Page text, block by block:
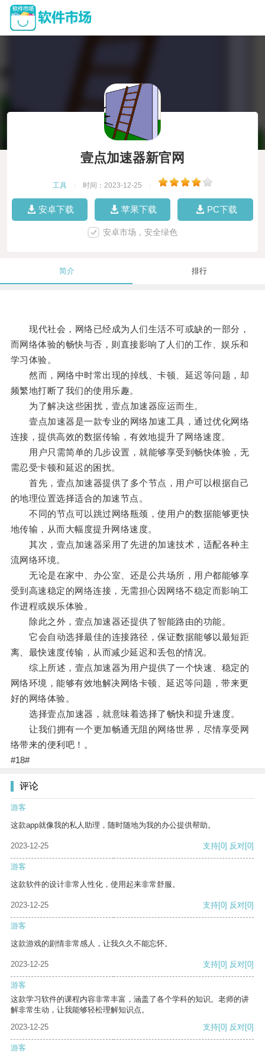
壹点加速器新官网
工具 时间：2023-12-25
安卓下载 苹果下载 PC下载
安卓市场，安全绿色
简介 排行
现代社会，网络已经成为人们生活不可或缺的一部分，
而网络体验的畅快与否，则直接影响了人们的工作、娱乐和
学习体验。
然而，网络中时常出现的掉线、卡顿、延迟等问题，却
频繁地打断了我们的使用乐趣。
为了解决这些困扰，壹点加速器应运而生。
壹点加速器是一款专业的网络加速工具，通过优化网络
连接，提供高效的数据传输，有效地提升了网络速度。
用户只需简单的几步设置，就能够享受到畅快体验，无
需忍受卡顿和延迟的困扰。
首先，壹点加速器提供了多个节点，用户可以根据自己
的地理位置选择适合的加速节点。
不同的节点可以跳过网络瓶颈，使用户的数据能够更快
地传输，从而大幅度提升网络速度。
其次，壹点加速器采用了先进的加速技术，适配各种主
流网络环境。
无论是在家中、办公室、还是公共场所，用户都能够享
受到高速稳定的网络连接，无需担心因网络不稳定而影响工
作进程或娱乐体验。
除此之外，壹点加速器还提供了智能路由的功能。
它会自动选择最佳的连接路径，保证数据能够以最短距
离、最快速度传输，从而减少延迟和丢包的情况。
综上所述，壹点加速器为用户提供了一个快速、稳定的
网络环境，能够有效地解决网络卡顿、延迟等问题，带来更
好的网络体验。
选择壹点加速器，就意味着选择了畅快和提升速度。
让我们拥有一个更加畅通无阻的网络世界，尽情享受网
络带来的便利吧！。
#18#
评论
游客
这款app就像我的私人助理，随时随地为我的办公提供帮助。
2023-12-25 支持[0] 反对[0]
游客
这款软件的设计非常人性化，使用起来非常舒服。
2023-12-25 支持[0] 反对[0]
游客
这款游戏的剧情非常感人，让我久久不能忘怀。
2023-12-25 支持[0] 反对[0]
游客
这款学习软件的课程内容非常丰富，涵盖了各个学科的知识。老师的讲
解非常生动，让我能够轻松理解知识点。
2023-12-25
支持[0] 反对[0]
游客